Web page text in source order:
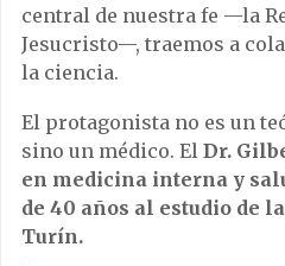
central de nuestra fe —la
Jesucristo—, traemos a
la ciencia.
El protagonista no es un
sino un médico. El Dr.
en medicina interna y
de 40 años al estudio de
Turín.